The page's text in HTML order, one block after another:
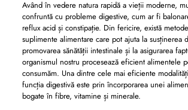
Având în vedere natura rapidă a vieții moderne,
confruntă cu probleme digestive, cum ar fi
reflux acid și constipație. Din fericire, există
suplimente alimentare care pot ajuta la susținerea
promovarea sănătății intestinale și la asigurarea
organismul nostru procesează eficient alimentele
consumăm. Una dintre cele mai eficiente
funcția digestivă este prin încorporarea unei
bogate în fibre, vitamine și minerale.